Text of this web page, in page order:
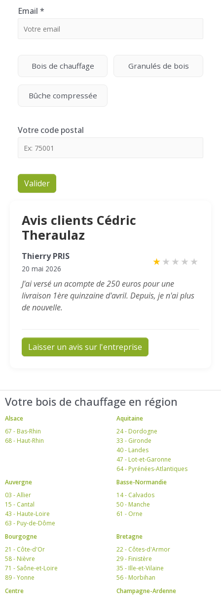
Email *
Bois de chauffage Granulés de bois
Bûche compressée
Votre code postal
Valider
Avis clients Cédric
Theraulaz
Thierry PRIS ★★ ★ ★ ★
20 mai 2026
J'ai versé un acompte de 250 euros pour une
livraison 1ère quinzaine d'avril. Depuis, je n'ai plus
de nouvelle.
Laisser un avis sur l'entreprise
Votre bois de chauffage en région
Alsace
67 - Bas-Rhin
68 - Haut-Rhin
Aquitaine
24 - Dordogne
33 - Gironde
40 - Landes
47 - Lot-et-Garonne
64 - Pyrénées-Atlantiques
Auvergne
03 - Allier
15 - Cantal
43 - Haute-Loire
63 - Puy-de-Dôme
Basse-Normandie
14 - Calvados
50 - Manche
61 - Orne
Bourgogne
21 - Côte-d'Or
58 - Nièvre
71 - Saône-et-Loire
89 - Yonne
Bretagne
22 - Côtes-d'Armor
29 - Finistère
35 - Ille-et-Vilaine
56 - Morbihan
Centre
Champagne-Ardenne